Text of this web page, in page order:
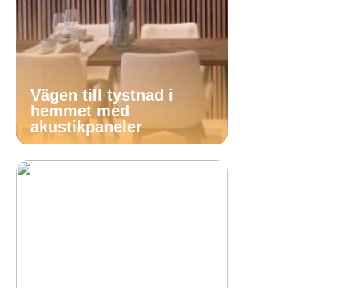
Vägen till tystnad i
hemmet med
akustikpaneler